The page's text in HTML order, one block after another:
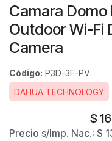
Camara
Outdoor Wi-Fi
Camera
Código: P3D-3F-PV
DAHUA TECHNOLOGY
$
Precio s/Imp. Nac.: $